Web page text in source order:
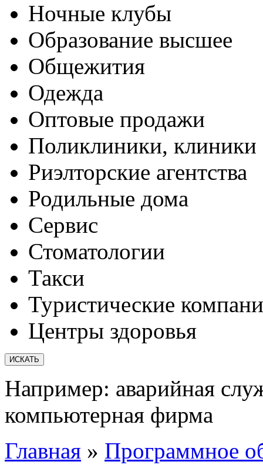
Ночные клубы
Образование высшее
Общежития
Одежда
Оптовые продажи
Поликлиники, клиники
Риэлторские агентства
Родильные дома
Сервис
Стоматологии
Такси
Туристические
Центры здоровья
Например: аварийная
компьютерная фирма
Главная » Программное